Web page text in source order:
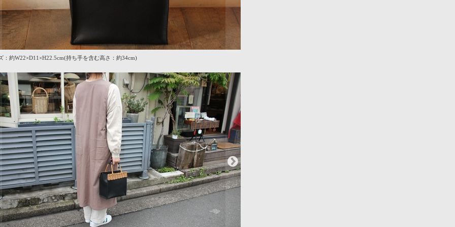
：約W22×D11×H22.5cm(持ち手を含む高さ：約34cm)